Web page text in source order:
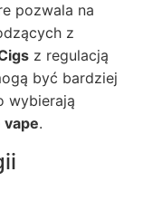
pozwala na
z
z regulacją
być bardziej
wybierają
vape.